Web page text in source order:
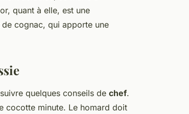
quant à elle, est une
cognac, qui apporte une
quelques conseils de chef.
cocotte minute. Le homard doit